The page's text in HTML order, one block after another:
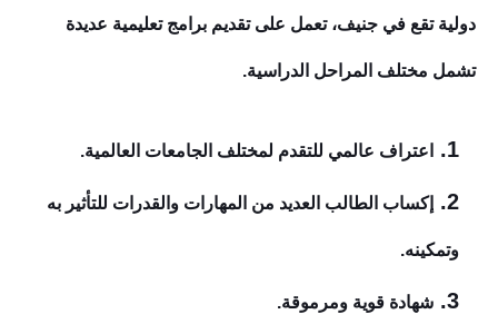
دولية تقع في جنيف، تعمل على تقديم برامج تعليمية عديدة
تشمل مختلف المراحل الدراسية.
اعتراف عالمي للتقدم لمختلف الجامعات العالمية.
إكساب الطالب العديد من المهارات والقدرات للتأثير به
وتمكينه.
شهادة قوية ومرموقة.